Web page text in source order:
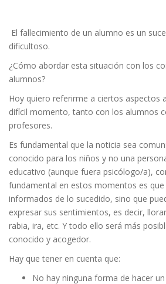
El fallecimiento de un alumno es un
dificultoso.
¿Cómo abordar esta situación con los
alumnos?
Hoy quiero referirme a ciertos aspectos
difícil momento, tanto con los alumnos
profesores.
Es fundamental que la noticia sea
conocido para los niños y no una
educativo (aunque fuera psicólogo/a),
fundamental en estos momentos es
informados de lo sucedido, sino que
expresar sus sentimientos, es decir,
rabia, ira, etc. Y todo ello será más
conocido y acogedor.
Hay que tener en cuenta que:
No hay ninguna forma de hacer